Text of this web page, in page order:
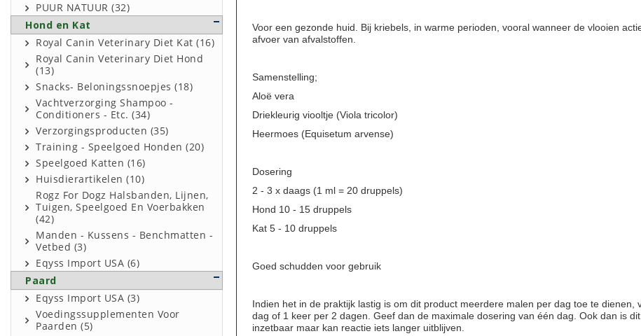
PUUR NATUUR (32)
Hond en Kat
Royal Canin Veterinary Diet Kat (16)
Royal Canin Veterinary Diet Hond
(13)
Snacks- Beloningssnoepjes (18)
Vachtverzorging Shampoo -
Conditioners - Etc. (34)
Verzorgingsproducten (35)
Training - Speelgoed Honden (20)
Speelgoed Katten (16)
Huisdierartikelen (10)
Rogz For Dogz Halsbanden, Lijnen,
Tuigen, Speelgoed En Voerbakken
(42)
Manden - Kussens - Benchmatten -
Vetbed (3)
Eqyss Import USA (6)
Paard
Eqyss Import USA (3)
Voedingssupplementen Voor
Paarden (5)
Voor een gezonde huid. Bij kriebels, in warme perioden, vooral wanneer de vlooien
afvoer van afvalstoffen.
Samenstelling;
Aloë vera
Driekleurig viooltje (Viola tricolor)
Heermoes (Equisetum arvense)
Dosering
2 - 3 x daags (1 ml = 20 druppels)
Hond 10 - 15 druppels
Kat 5 - 10 druppels
Goed schudden voor gebruik
Indien het in de praktijk lastig is om dit product meerdere malen per dag toe te dienen,
dag of 1 keer per 2 dagen. Geef dan de maximale dosering van één dag. Ook dan is
inzetbaar maar kan reactie iets langer uitblijven.